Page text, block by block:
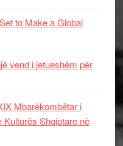
to Make a Global
vend i jetueshëm për
Mbarëkombëtar i
Shqiptare në